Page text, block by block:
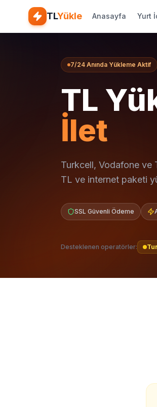
TLYükle Anasayfa Yurt
7/24 Anında Yükleme Aktif
TL
İlet
Turkcell, Vodafone ve
TL ve internet paketi
SSL Güvenli Ödeme
Desteklenen operatörler: